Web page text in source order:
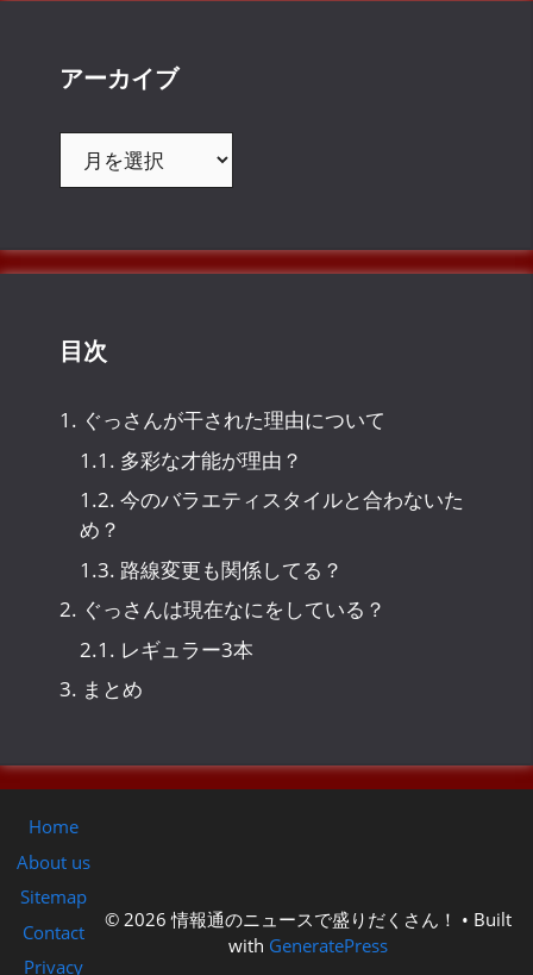
アーカイブ
ブ
目次
1. ぐっさんが干された理由について
1.1. 多彩な才能が理由？
1.2. 今のバラエティスタイルと合わないた
め？
1.3. 路線変更も関係してる？
2. ぐっさんは現在なにをしている？
2.1. レギュラー3本
3. まとめ
Home
About us
Sitemap
Contact
Privacy
© 2026 情報通のニュースで盛りだくさん！ • Built
with GeneratePress